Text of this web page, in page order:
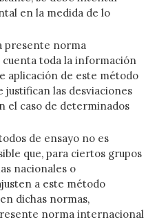
en la medida de lo
presente norma
toda la información
aplicación de este método
las desviaciones
el caso de determinados
de ensayo no es
que, para ciertos grupos
nacionales o
a este método
dichas normas,
norma internacional